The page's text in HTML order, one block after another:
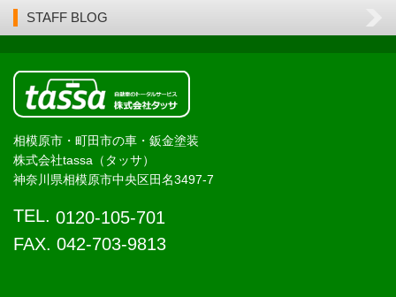
STAFF BLOG
相模原市・町田市の車・鈑金塗装
株式会社tassa（タッサ）
神奈川県相模原市中央区田名3497-7
TEL. 0120-105-701
FAX. 042-703-9813